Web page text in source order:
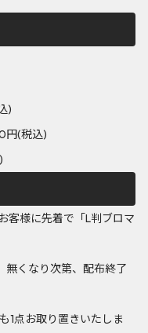
)
円(税込)
客様に先着で「L判ブロマ
くなり次第、配布終了
1点お取り置きいたしま